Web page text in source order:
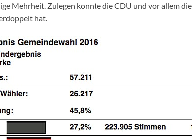
Mehrheit. Zulegen konnte die CDU und vor allem
hat.